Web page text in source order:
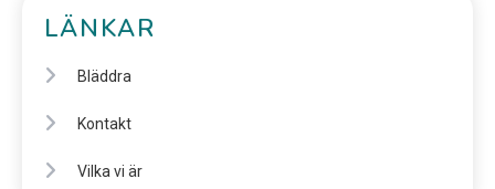
LÄNKAR
Bläddra
Kontakt
Vilka vi är